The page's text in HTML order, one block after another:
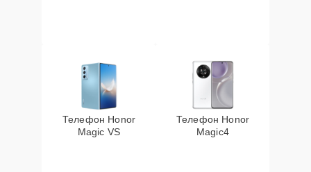
Телефон Honor
Magic VS
Телефон Honor
Magic4